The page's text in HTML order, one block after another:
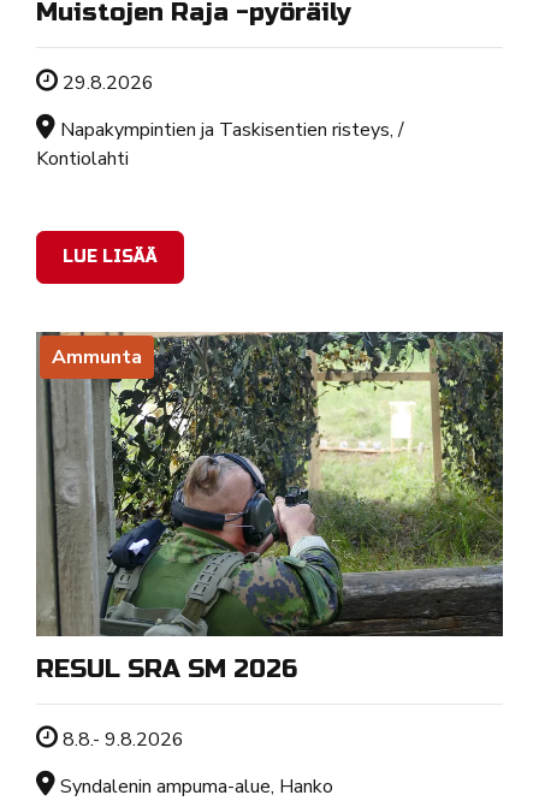
Muistojen Raja -pyöräily
Tapahtuman ajankohta
29.8.2026
Sijainti
Napakympintien ja Taskisentien risteys, /
Kontiolahti
LUE LISÄÄ
Ammunta
RESUL SRA SM 2026
Tapahtuman ajankohta
8.8.- 9.8.2026
Sijainti
Syndalenin ampuma-alue, Hanko